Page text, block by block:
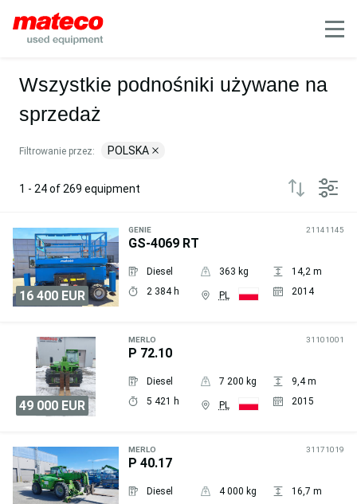
Wszystkie podnośniki używane na
sprzedaż
Filtrowanie przez: POLSKA
1 - 24 of 269 equipment
16 400 EUR
GENIE
GS-4069 RT
21141145
Diesel 363 kg
14,2 m
2 384 h
PL 2014
49 000 EUR
MERLO
P 72.10
31101001
Diesel 7 200 kg
9,4 m
5 421 h
PL 2015
MERLO
P 40.17
31171019
Diesel 4 000 kg
16,7 m